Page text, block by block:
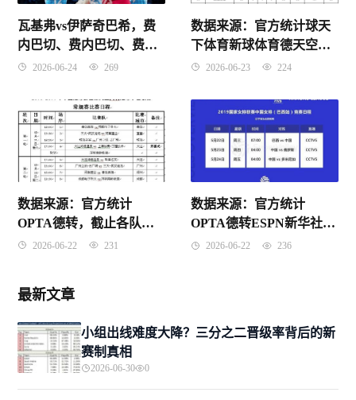
瓦基弗vs伊萨奇巴希，费
内巴切、费内巴切、费内
巴切、费内巴切
2026-06-24 269
数据来源：官方统计球天
下体育新球体育德天空，
截止2026年4月25日。
2026-06-23 224
数据来源：官方统计
OPTA德转，截止各队赛
前。2026-06-22 231
数据来源：官方统计
OPTA德转ESPN新华社，
截止2026年4月15日。
2026-06-22 236
最新文章
小组出线难度大降？三分之二晋级率背后的新
赛制真相
2026-06-30 0